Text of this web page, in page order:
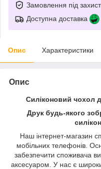
Замовлення під
Доступна доставка
Опис Характеристики
Опис
Силіконовий чохол
Друк будь-якого
Наш інтернет-магазин
мобільних телефонів.
забезпечити споживача
аксесуаром. У нас є